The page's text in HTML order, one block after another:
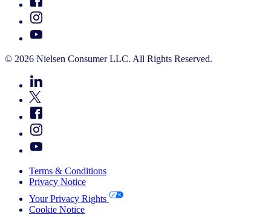
© 2026 Nielsen Consumer LLC. All Rights Reserved.
Terms & Conditions
Privacy Notice
Your Privacy Rights
Cookie Notice